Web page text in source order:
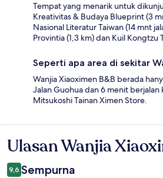
Tempat yang menarik untuk
Kreativitas & Budaya Blueprint (3
Nasional Literatur Taiwan (14 mnt
Provintia (1,3 km) dan Kuil Kongtzu
Seperti apa area di sekitar
Wanjia Xiaoximen B&B berada
Jalan Guohua dan 6 menit berjalan
Mitsukoshi Tainan Ximen Store.
Ulasan
Ulasan Wanjia
9,6 Sempurna